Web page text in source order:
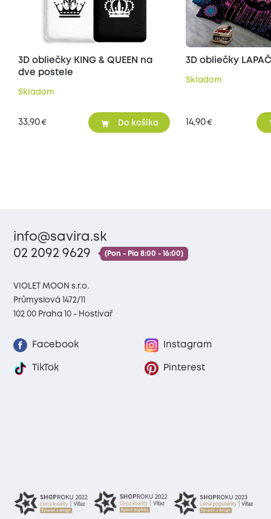
3D obliečky KING & QUEEN na
dve postele
Skladom
33,90€ Do košíka
3D obliečky
Skladom
14,90€
info@savira.sk
02 2092 9629
(Pon - Pia 8:00 - 16:00)
VIOLET MOON s.r.o.
Průmyslová 1472/11
102 00 Praha 10 - Hostivař
Facebook Instagram
TikTok Pinterest